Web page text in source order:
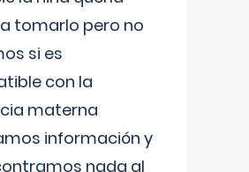
tomarlo pero no
si es
con la
materna
información y
nada al